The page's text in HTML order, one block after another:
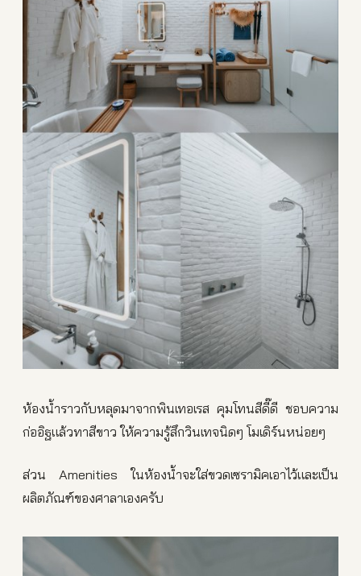
ห้องน้ำราวกับหลุดมาจากพินเทอเรส คุมโทนสีดี๊ดี ชอบความ
ก่ออิฐแล้วทาสีขาว ให้ความรู้สึกวินเทจนิดๆ โมเดิร์นหน่อยๆ
ส่วน Amenities ในห้องน้ำจะใส่ขวดเซรามิคเอาไว้และเป็น
ผลิตภัณฑ์ของศาลาเองครับ